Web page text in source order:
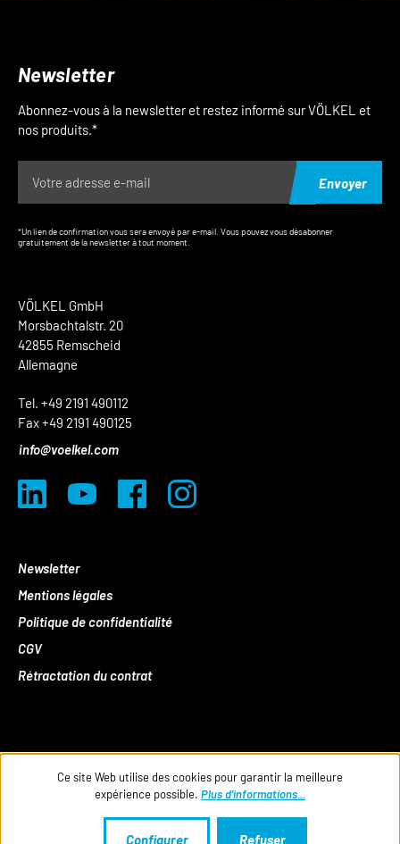
VÖLKEL GmbH
Morsbachtalstr. 20
42855 Remscheid
Allemagne
Tel. +49 2191 490112
Fax +49 2191 490125
info@voelkel.com
Newsletter
Mentions légales
Politique de confidentialité
CGV
Rétractation du contrat
Newsletter
Abonnez-vous à la newsletter et restez informé sur VÖLKEL et
nos produits.*
Envoyer
*Un lien de confirmation vous sera envoyé par e-mail. Vous pouvez vous désabonner
gratuitement de la newsletter à tout moment.
Ce site Web utilise des cookies pour garantir la meilleure
expérience possible. Plus d'informations...
Refuser
Configurer